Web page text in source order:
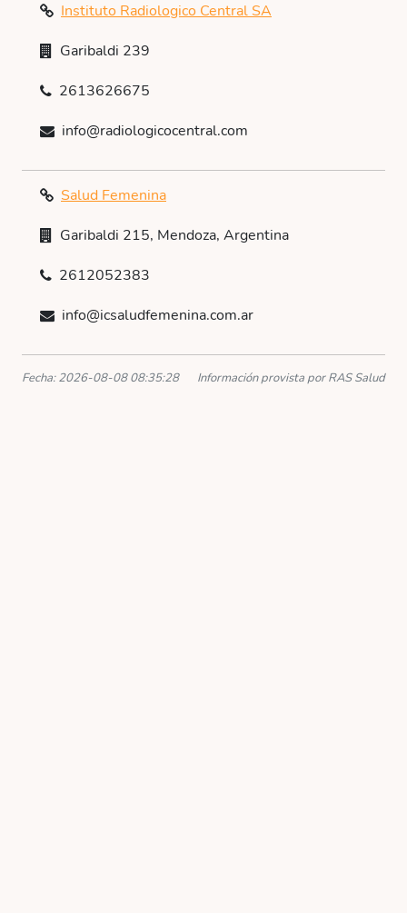
Instituto Radiologico Central SA
Garibaldi 239
2613626675
info@radiologicocentral.com
Salud Femenina
Garibaldi 215, Mendoza, Argentina
2612052383
info@icsaludfemenina.com.ar
Fecha: 2026-08-08 08:35:28 Información provista por RAS Salud